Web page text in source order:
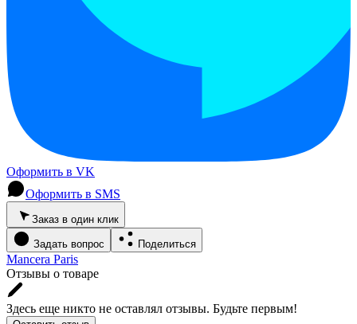
Оформить в VK
Оформить в SMS
Заказ в один клик
Задать вопрос Поделиться
Mancera Paris
Отзывы о товаре
Здесь еще никто не оставлял отзывы. Будьте первым!